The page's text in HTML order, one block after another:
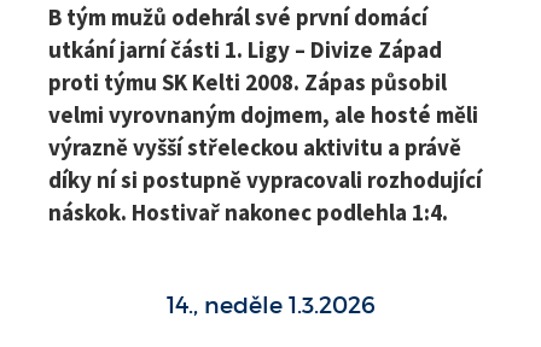
B tým mužů odehrál své první domácí
utkání jarní části 1. Ligy – Divize Západ
proti týmu SK Kelti 2008. Zápas působil
velmi vyrovnaným dojmem, ale hosté měli
výrazně vyšší střeleckou aktivitu a právě
díky ní si postupně vypracovali rozhodující
náskok. Hostivař nakonec podlehla 1:4.
14., neděle 1.3.2026